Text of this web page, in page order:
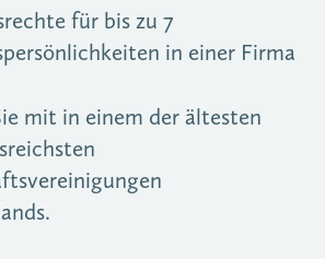
für bis zu 7
in einer Firma
mit in einem der ältesten